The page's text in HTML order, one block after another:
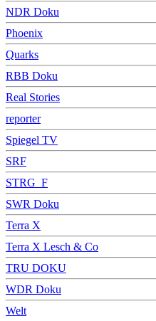
NDR Doku
Phoenix
Quarks
RBB Doku
Real Stories
reporter
Spiegel TV
SRF
STRG_F
SWR Doku
Terra X
Terra X Lesch & Co
TRU DOKU
WDR Doku
Welt